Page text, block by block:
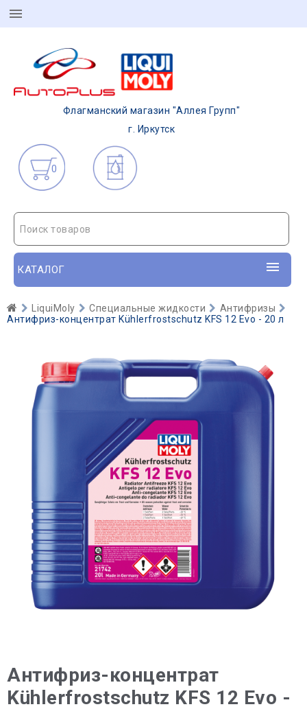
Флагманский магазин "Аллея Групп"
г. Иркутск
0
Поиск товаров
КАТАЛОГ
LiquiMoly Специальные жидкости
Антифризы
Антифриз-концентрат Kühlerfrostschutz KFS 12 Evo - 20 л
Антифриз-концентрат
Kühlerfrostschutz KFS 12 Evo -